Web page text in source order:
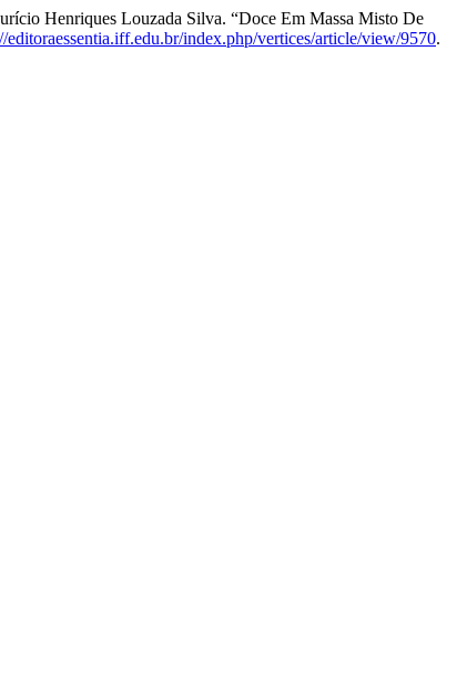
Henriques Louzada Silva. “Doce Em Massa Misto De
editoraessentia.iff.edu.br/index.php/vertices/article/view/9570.